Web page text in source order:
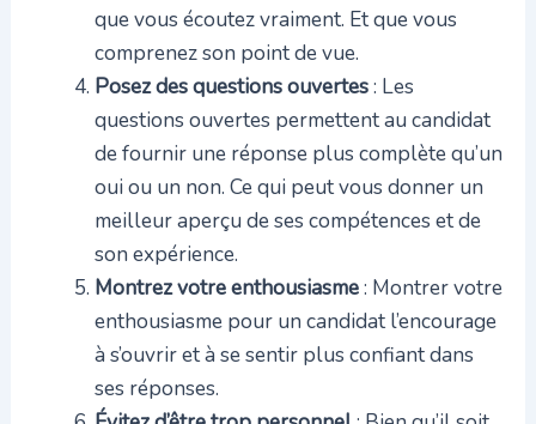
que vous écoutez vraiment. Et que vous
comprenez son point de vue.
Posez des questions ouvertes: Les
questions ouvertes permettent au candidat
de fournir une réponse plus complète qu’un
oui ou un non. Ce qui peut vous donner un
meilleur aperçu de ses compétences et de
son expérience.
Montrez votre enthousiasme: Montrer votre
enthousiasme pour un candidat l’encourage
à s’ouvrir et à se sentir plus confiant dans
ses réponses.